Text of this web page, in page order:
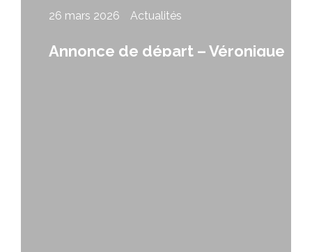
26 mars 2026 Actualités
Annonce de départ – Véronique